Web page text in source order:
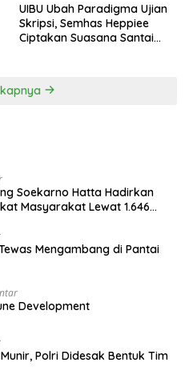
UIBU Ubah Paradigma Ujian
Skripsi, Semhas Heppiee
Ciptakan Suasana Santai
Soekarno Hatta Hadirkan
Masyarakat Lewat 1.646
Mengambang di Pantai
Development
Polri Didesak Bentuk Tim